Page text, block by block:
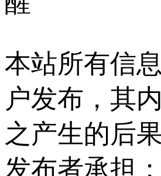
本站所有信
户发布，其
之产生的后
发布者承担